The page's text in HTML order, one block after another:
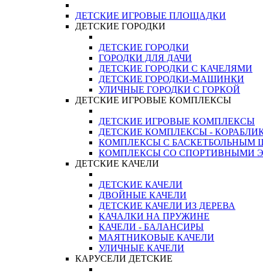
ДЕТСКИЕ ИГРОВЫЕ ПЛОЩАДКИ
ДЕТСКИЕ ГОРОДКИ
ДЕТСКИЕ ГОРОДКИ
ГОРОДКИ ДЛЯ ДАЧИ
ДЕТСКИЕ ГОРОДКИ С КАЧЕЛЯМИ
ДЕТСКИЕ ГОРОДКИ-МАШИНКИ
УЛИЧНЫЕ ГОРОДКИ С ГОРКОЙ
ДЕТСКИЕ ИГРОВЫЕ КОМПЛЕКСЫ
ДЕТСКИЕ ИГРОВЫЕ КОМПЛЕКСЫ
ДЕТСКИЕ КОМПЛЕКСЫ -
КОМПЛЕКСЫ С БАСКЕТБОЛЬНЫМ
КОМПЛЕКСЫ СО СПОРТИВНЫМИ
ДЕТСКИЕ КАЧЕЛИ
ДЕТСКИЕ КАЧЕЛИ
ДВОЙНЫЕ КАЧЕЛИ
ДЕТСКИЕ КАЧЕЛИ ИЗ ДЕРЕВА
КАЧАЛКИ НА ПРУЖИНЕ
КАЧЕЛИ - БАЛАНСИРЫ
МАЯТНИКОВЫЕ КАЧЕЛИ
УЛИЧНЫЕ КАЧЕЛИ
КАРУСЕЛИ ДЕТСКИЕ